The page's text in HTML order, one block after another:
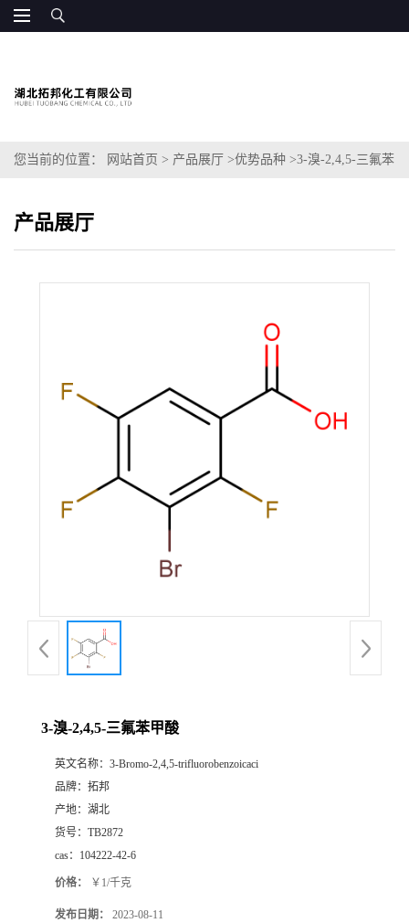
您当前的位置： 网站首页 > 产品展厅 >优势品种 >3-溴-2,4,5-三氟苯
产品展厅
3-溴-2,4,5-三氟苯甲酸
英文名称： 3-Bromo-2,4,5-trifluorobenzoicaci
品牌： 拓邦
产地： 湖北
货号： TB2872
cas： 104222-42-6
价格： ￥1/千克
发布日期： 2023-08-11